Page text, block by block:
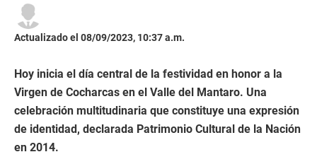
Actualizado el 08/09/2023, 10:37 a.m.
Hoy inicia el día central de la festividad en honor a la
Virgen de Cocharcas en el Valle del Mantaro. Una
celebración multitudinaria que constituye una expresión
de identidad, declarada Patrimonio Cultural de la Nación
en 2014.